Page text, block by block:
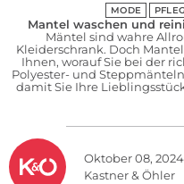
MODE
Mantel waschen und
Mäntel sind wahre
Kleiderschrank. Doch
Ihnen, worauf Sie bei der
Polyester- und
damit Sie Ihre
Oktober 08,
Kastner & Öhler